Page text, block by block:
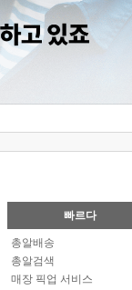
빠르다
총알배송
총알검색
매장 픽업 서비스